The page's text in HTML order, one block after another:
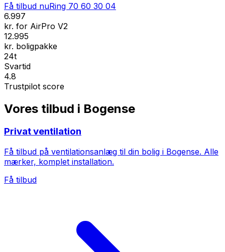
Få tilbud nuRing 70 60 30 04
6.997
kr. for AirPro V2
12.995
kr. boligpakke
24t
Svartid
4.8
Trustpilot score
Vores tilbud i Bogense
Privat ventilation
Få tilbud på ventilationsanlæg til din bolig i Bogense. Alle
mærker, komplet installation.
Få tilbud